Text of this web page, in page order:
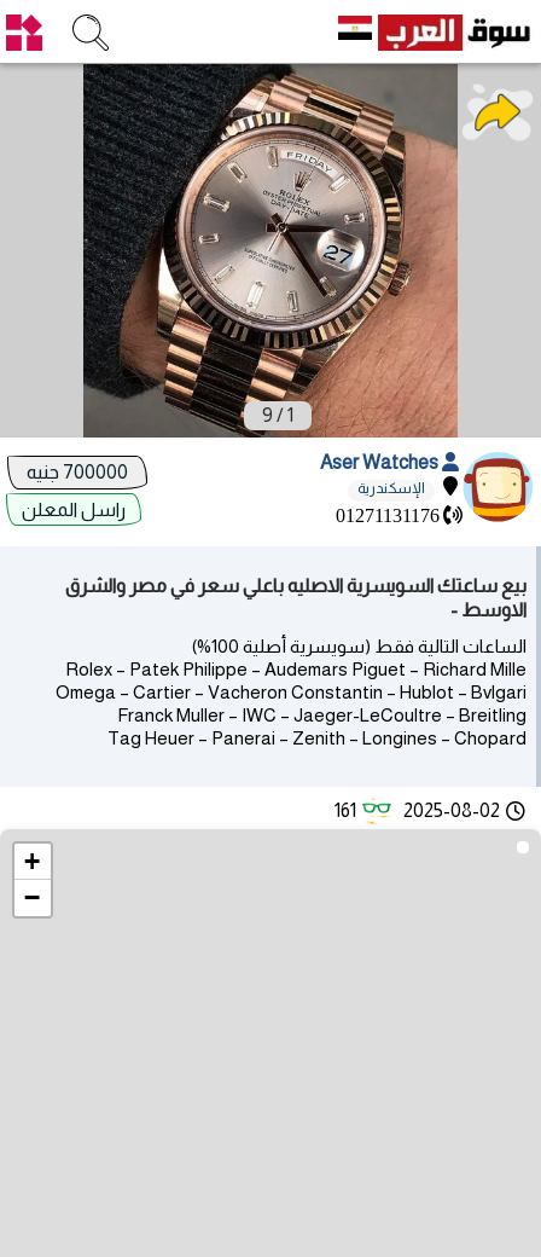
1
/
9
الإسكندرية
01271131176
راسل المعلن
بيع ساعتك السويسرية الاصليه باعلي سعر في مصر والشرق
الاوسط -
الساعات التالية فقط (سويسرية أصلية 100%)
Rolex – Patek Philippe – Audemars Piguet – Richard Mille
Omega – Cartier – Vacheron Constantin – Hublot – Bvlgari
Franck Muller – IWC – Jaeger-LeCoultre – Breitling
Tag Heuer – Panerai – Zenith – Longines – Chopard
2025-08-02
161
+
−